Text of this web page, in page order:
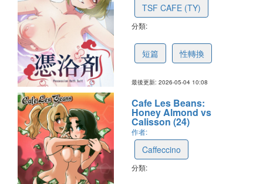
TSF CAFE (TY)
分類:
短篇 性轉換
最後更新: 2026-05-04 10:08
Cafe Les Beans:
Honey Almond vs
Calisson (24)
作者:
Caffeccino
分類: